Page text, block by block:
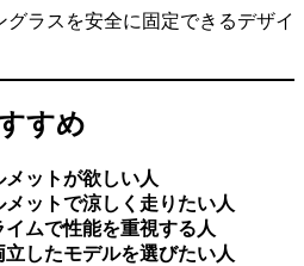
ラスを安全に固定できるデザイ
すめ
ットが欲しい人
ットで涼しく走りたい人
ムで性能を重視する人
したモデルを選びたい人